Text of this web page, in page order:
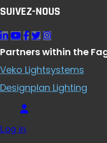
SUIVEZ-NOUS
Partners within the
Veko Lightsystems
Designplan Lighting
Log in